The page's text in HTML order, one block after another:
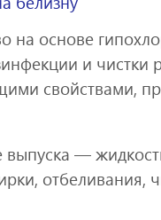
основе
и чистки
свойствами,
—
отбеливания,